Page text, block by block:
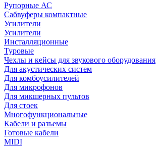
Рупорные АС
Сабвуферы компактные
Усилители
Усилители
Инсталляционные
Туровые
Чехлы и кейсы для звукового оборудования
Для акустических систем
Для комбоусилителей
Для микрофонов
Для микшерных пультов
Для стоек
Многофункциональные
Кабели и разъемы
Готовые кабели
MIDI